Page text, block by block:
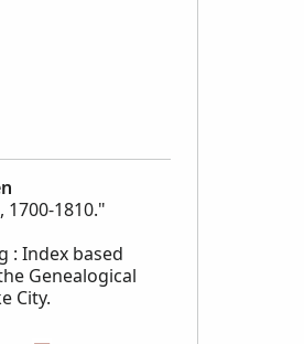
1810."
: Index based
Genealogical
City.